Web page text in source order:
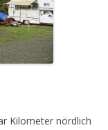
Kilometer nördlich